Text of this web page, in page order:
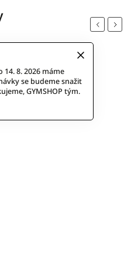
14. 8. 2026 máme
se budeme snažit
GYMSHOP tým.
Previous
Next